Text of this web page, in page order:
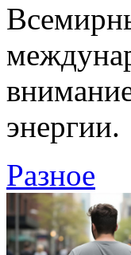
энергии.
Разное